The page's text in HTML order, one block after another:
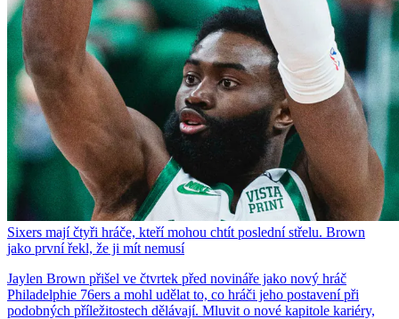
Sixers mají čtyři hráče, kteří mohou chtít poslední střelu. Brown
jako první řekl, že ji mít nemusí
Jaylen Brown přišel ve čtvrtek před novináře jako nový hráč
Philadelphie 76ers a mohl udělat to, co hráči jeho postavení při
podobných příležitostech dělávají. Mluvit o nové kapitole kariéry,